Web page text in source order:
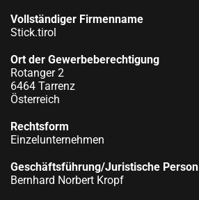
Vollständiger Firmenname
Stick.tirol
Ort der Gewerbeberechtigung
Rotanger 2
6464 Tarrenz
Österreich
Rechtsform
Einzelunternehmen
Geschäftsführung/Juristische Person
Bernhard Norbert Kropf